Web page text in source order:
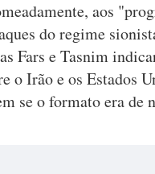
aos
do regime
Fars e Tasnim
o Irão e os Estados
se o formato era de